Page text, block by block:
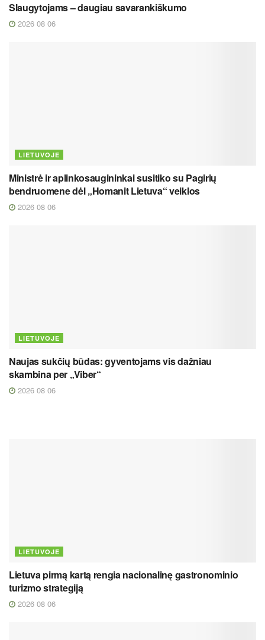
Slaugytojams – daugiau savarankiškumo
2026 08 06
LIETUVOJE
Ministrė ir aplinkosaugininkai susitiko su Pagirių
bendruomene dėl „Homanit Lietuva“ veiklos
2026 08 06
LIETUVOJE
Naujas sukčių būdas: gyventojams vis dažniau
skambina per „Viber“
2026 08 06
LIETUVOJE
Lietuva pirmą kartą rengia nacionalinę gastronominio
turizmo strategiją
2026 08 06